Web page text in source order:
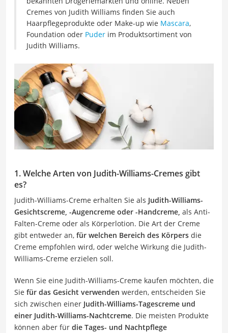
Cremes von Judith Williams finden Sie auch
Haarpflegeprodukte oder Make-up wie Mascara,
Foundation oder Puder im Produktsortiment von
Judith Williams.
1. Welche Arten von Judith-Williams-Cremes gibt
es?
Judith-Williams-Creme erhalten Sie als Judith-Williams-
Gesichtscreme, -Augencreme oder -Handcreme, als Anti-
Falten-Creme oder als Körperlotion. Die Art der Creme
gibt entweder an, für welchen Bereich des Körpers die
Creme empfohlen wird, oder welche Wirkung die Judith-
Williams-Creme erzielen soll.
Wenn Sie eine Judith-Williams-Creme kaufen möchten, die
Sie für das Gesicht verwenden werden, entscheiden Sie
sich zwischen einer Judith-Williams-Tagescreme und
einer Judith-Williams-Nachtcreme. Die meisten Produkte
können aber für die Tages- und Nachtpflege